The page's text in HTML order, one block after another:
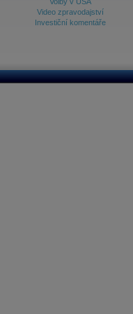
Video zpravodajství
Investiční komentáře